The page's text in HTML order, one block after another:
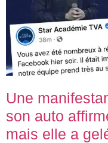
Une
son auto
mais elle a